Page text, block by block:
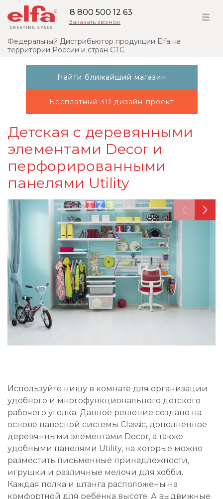
8 800 500 12 63
Заказать звонок
Федеральный Дистрибьютор продукции Elfa на
территории России и стран СТС
Найти ближайший магазин
Бесплатный 3D дизайн-проект
Детская с деревянными
элементами Decor и
перфорированными
панелями Utility
Используйте нишу в комнате для организации
удобного и многофункционального детского
рабочего уголка. Данное решение создано на
основе навесной системы Classic, дополненное
деревянными элементами Decor, а также
удобными панелями Utility, на которые можно
разместить письменные принадлежности,
игрушки и различные мелочи для хобби.
Каждая полка и штанга расположены на
комфортной для ребёнка высоте. А выдвижные